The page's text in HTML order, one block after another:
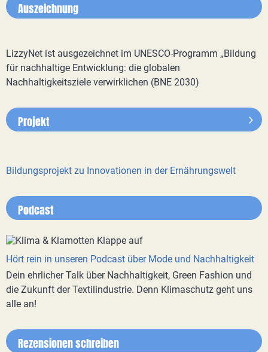
Auszeichnung
LizzyNet ist ausgezeichnet im UNESCO-Programm „Bildung
für nachhaltige Entwicklung: die globalen
Nachhaltigkeitsziele verwirklichen (BNE 2030)
Projekt
Bildungsprojekt zu Innovationen in der Ernährungswelt
Podcast
Hört rein in unseren Podcast über Mode und Nachhaltigkeit
Dein ehrlicher Talk über Nachhaltigkeit, Green Fashion und
die Zukunft der Textilindustrie. Denn Klimaschutz geht uns
alle an!
Rezensionen schreiben